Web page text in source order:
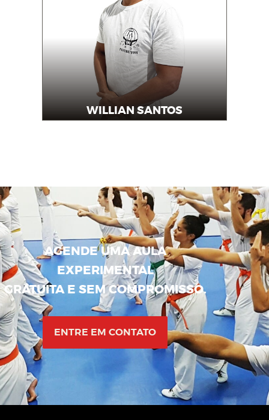
WILLIAN SANTOS
Instrutor
AGENDE UMA AULA
EXPERIMENTAL
GRATUITA E SEM COMPROMISSO.
ENTRE EM CONTATO